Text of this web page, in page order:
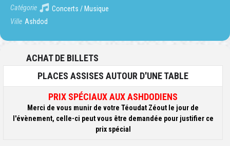
Catégorie
Concerts / Musique
Ville Ashdod
ACHAT DE BILLETS
PLACES ASSISES AUTOUR D'UNE TABLE
PRIX SPÉCIAUX AUX ASHDODIENS
Merci de vous munir de votre Téoudat Zéout le jour de
l'évènement, celle-ci peut vous être demandée pour justifier ce
prix spécial